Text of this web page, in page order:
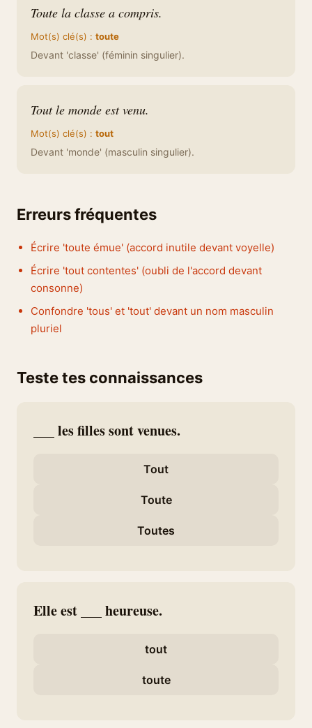
Toute la classe a compris.
Mot(s) clé(s) : toute
Devant 'classe' (féminin singulier).
Tout le monde est venu.
Mot(s) clé(s) : tout
Devant 'monde' (masculin singulier).
Erreurs fréquentes
Écrire 'toute émue' (accord inutile devant voyelle)
Écrire 'tout contentes' (oubli de l'accord devant
consonne)
Confondre 'tous' et 'tout' devant un nom masculin
pluriel
Teste tes connaissances
___ les filles sont venues.
Tout
Toute
Toutes
Elle est ___ heureuse.
tout
toute